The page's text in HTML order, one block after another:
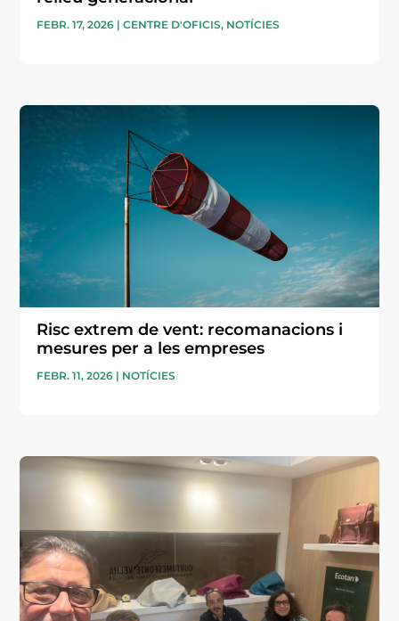
FEBR. 17, 2026 |CENTRE D'OFICIS, NOTÍCIES
Risc extrem de vent: recomanacions i
mesures per a les empreses
FEBR. 11, 2026 | NOTÍCIES